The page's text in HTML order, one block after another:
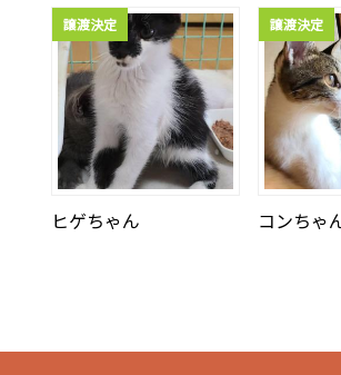
譲渡決定
ヒゲちゃん
譲渡決定
コンちゃ